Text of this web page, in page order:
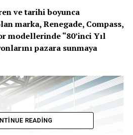
ve tarihi boyunca
marka, Renegade, Compass,
modellerinde “80’inci Yıl
pazara sunmaya
READING